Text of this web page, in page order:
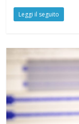
Leggi il seguito